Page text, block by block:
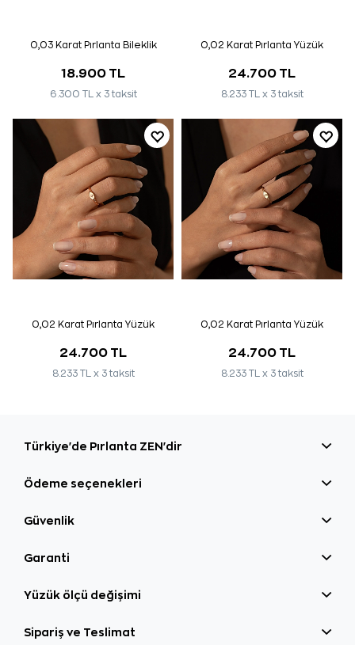
0,03 Karat Pırlanta Bileklik
18.900 TL
6.300 TL x 3 taksit
0,02 Karat Pırlanta Yüzük
24.700 TL
8.233 TL x 3 taksit
0,02 Karat Pırlanta Yüzük
24.700 TL
8.233 TL x 3 taksit
0,02 Karat Pırlanta Yüzük
24.700 TL
8.233 TL x 3 taksit
Türkiye'de Pırlanta ZEN'dir
Ödeme seçenekleri
Güvenlik
Garanti
Yüzük ölçü değişimi
Sipariş ve Teslimat